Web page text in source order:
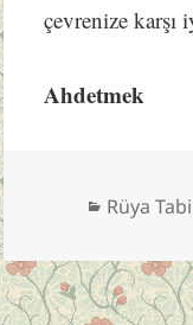
çevrenize karşı
Ahdetmek
Rüya